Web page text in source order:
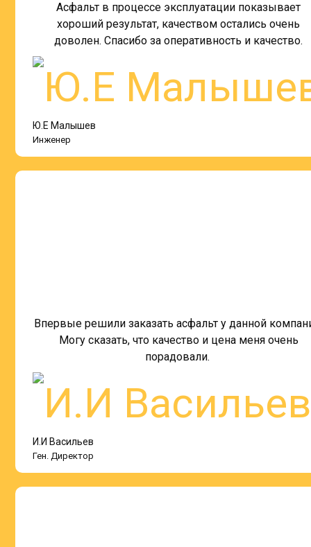
Асфальт в процессе эксплуатации показывает
хороший результат, качеством остались очень
доволен. Спасибо за оперативность и качество.
Ю.Е Малышев
Инженер
Впервые решили заказать асфальт у данной
Могу сказать, что качество и цена меня очень
порадовали.
И.И Васильев
Ген. Директор